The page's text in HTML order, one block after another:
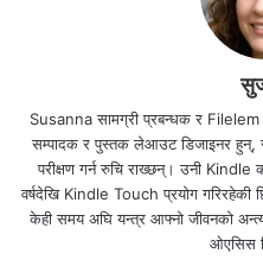
Susanna सामग्री प्रबन्धक र
सम्पादक र पुस्तक लेआउट डिजाइनर हुन्, र
परीक्षण गर्न रुचि राख्छन्। उनी
वर्षदेखि Kindle Touch प्रयोग गरिरहेकी
केही समय अघि यन्त्र आफ्नो जीवनको
ओएसिस